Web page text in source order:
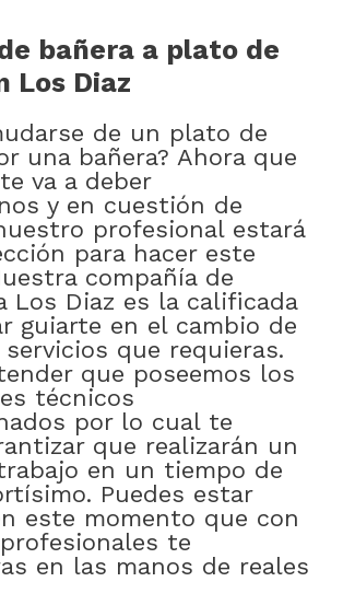
bañera a plato de
Los Diaz
de un plato de
una bañera? Ahora que
va a deber
y en cuestión de
profesional estará
para hacer este
compañía de
Los Diaz es la calificada
guiarte en el cambio de
que requieras.
que poseemos los
técnicos
por lo cual te
que realizarán un
en un tiempo de
Puedes estar
este momento que con
te
en las manos de reales